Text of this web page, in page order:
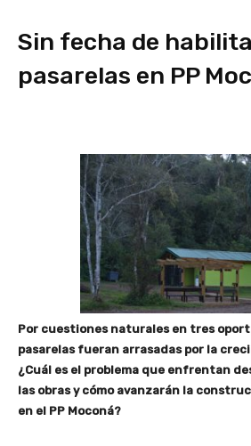
Sin fecha de
pasarelas en PP
Por cuestiones naturales en tres
pasarelas fueran arrasadas por la
¿Cuál es el problema que enfrentan
las obras y cómo avanzarán la
en el PP Moconá?